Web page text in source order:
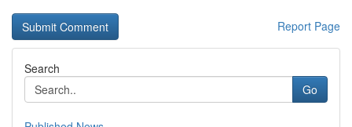
Report Page
Search
Go